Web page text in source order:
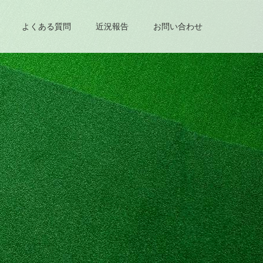
よくある質問 近況報告 お問い合わせ